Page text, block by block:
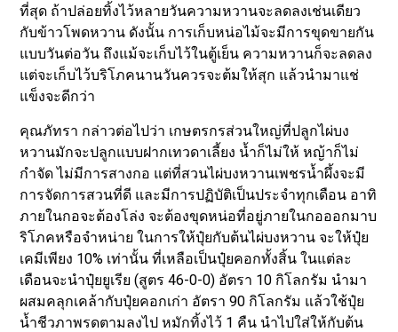
ที่สุด ถ้าปล่อยทิ้งไว้หลายวันความหวานจะลดลงเช่นเดียว
กับข้าวโพดหวาน ดังนั้น การเก็บหน่อไม้จะมีการขุดขายกัน
แบบวันต่อวัน ถึงแม้จะเก็บไว้ในตู้เย็น ความหวานก็จะลดลง
แต่จะเก็บไว้บริโภคนานวันควรจะต้มให้สุก แล้วนำมาแช่
แข็งจะดีกว่า
คุณภัทรา กล่าวต่อไปว่า เกษตรกรส่วนใหญ่ที่ปลูกไผ่บง
หวานมักจะปลูกแบบฝากเทวดาเลี้ยง น้ำก็ไม่ให้ หญ้าก็ไม่
กำจัด ไม่มีการสางกอ แต่ที่สวนไผ่บงหวานเพชรน้ำผึ้งจะมี
การจัดการสวนที่ดี และมีการปฏิบัติเป็นประจำทุกเดือน อาทิ
ภายในกอจะต้องโล่ง จะต้องขุดหน่อที่อยู่ภายในกอออกมาบ
ริโภคหรือจำหน่าย ในการให้ปุ๋ยกับต้นไผ่บงหวาน จะให้ปุ๋ย
เคมีเพียง 10% เท่านั้น ที่เหลือเป็นปุ๋ยคอกทั้งสิ้น ในแต่ละ
เดือนจะนำปุ๋ยยูเรีย (สูตร 46-0-0) อัตรา 10 กิโลกรัม นำมา
ผสมคลุกเคล้ากับปุ๋ยคอกเก่า อัตรา 90 กิโลกรัม แล้วใช้ปุ๋ย
น้ำชีวภาพรดตามลงไป หมักทิ้งไว้ 1 คืน นำไปใส่ให้กับต้น